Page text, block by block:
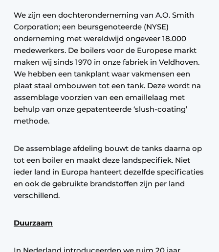
We zijn een dochteronderneming van A.O. Smith
Corporation; een beursgenoteerde (NYSE)
onderneming met wereldwijd ongeveer 18.000
medewerkers. De boilers voor de Europese markt
maken wij sinds 1970 in onze fabriek in Veldhoven.
We hebben een tankplant waar vakmensen een
plaat staal ombouwen tot een tank. Deze wordt na
assemblage voorzien van een emaillelaag met
behulp van onze gepatenteerde ‘slush-coating’
methode.
De assemblage afdeling bouwt de tanks daarna op
tot een boiler en maakt deze landspecifiek. Niet
ieder land in Europa hanteert dezelfde specificaties
en ook de gebruikte brandstoffen zijn per land
verschillend.
Duurzaam